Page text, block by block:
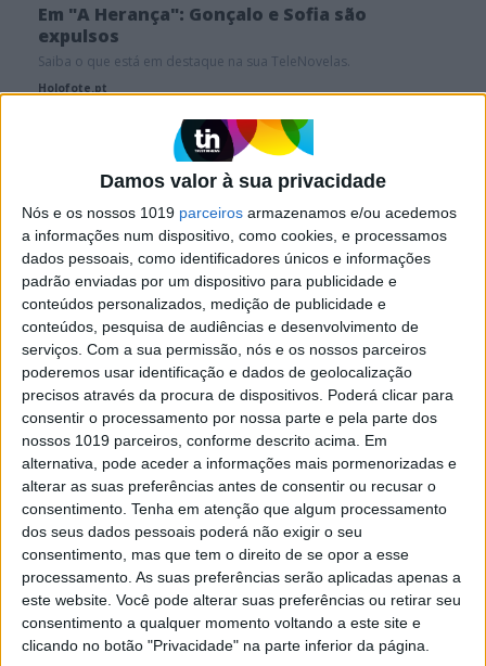
Damos valor à sua privacidade
Nós e os nossos 1019 parceiros armazenamos e/ou acedemos
a informações num dispositivo, como cookies, e processamos
dados pessoais, como identificadores únicos e informações
padrão enviadas por um dispositivo para publicidade e
conteúdos personalizados, medição de publicidade e
conteúdos, pesquisa de audiências e desenvolvimento de
serviços. Com a sua permissão, nós e os nossos parceiros
poderemos usar identificação e dados de geolocalização
precisos através da procura de dispositivos. Poderá clicar para
consentir o processamento por nossa parte e pela parte dos
nossos 1019 parceiros, conforme descrito acima. Em
alternativa, pode aceder a informações mais pormenorizadas e
alterar as suas preferências antes de consentir ou recusar o
consentimento. Tenha em atenção que algum processamento
dos seus dados pessoais poderá não exigir o seu
consentimento, mas que tem o direito de se opor a esse
processamento. As suas preferências serão aplicadas apenas a
este website. Você pode alterar suas preferências ou retirar seu
consentimento a qualquer momento voltando a este site e
clicando no botão "Privacidade" na parte inferior da página.
Em "A Herança": Gonçalo e Sofia são
expulsos
Saiba o que está em destaque na sua TeleNovelas.
Holofote.pt
SITES DO GRUPO TRUST IN NEWS
Visão Activa
Caras Caras Decoração
Exame Exame Informática
Jornal de Letras Visão Júnior
Visão Saúde Visão +
Visão Se7e A Nossa Prima